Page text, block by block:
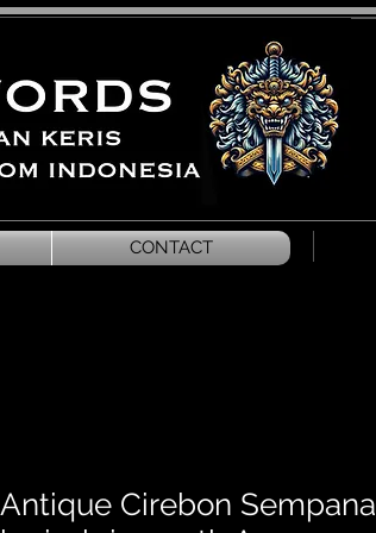
CONTACT
Antique Cirebon Sempana